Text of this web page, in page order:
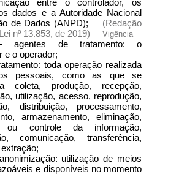
entre o controlador, os
dados e a Autoridade Nacional
de Dados (ANPD); (Redação
nº 13.853, de 2019)
Vigência
agentes de tratamento: o
e o operador;
toda operação realizada
pessoais, como as que se
coleta, produção, recepção,
utilização, acesso, reprodução,
distribuição, processamento,
armazenamento, eliminação,
ou controle da informação,
comunicação, transferência,
utilização de meios
e disponíveis no momento